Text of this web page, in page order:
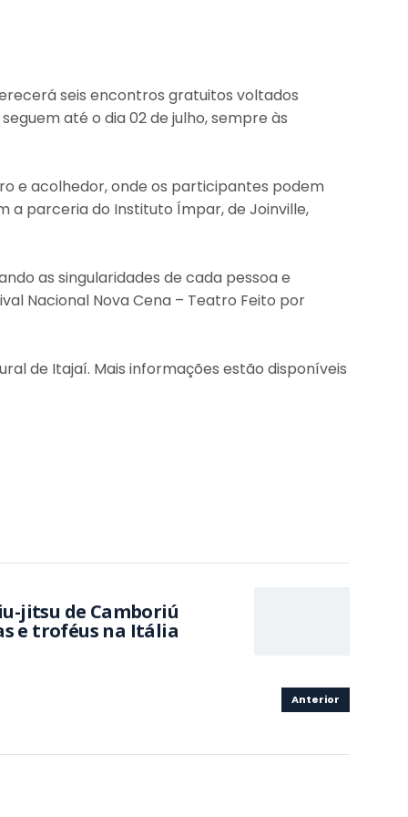
seis encontros gratuitos voltados
até o dia 02 de julho, sempre às
e acolhedor, onde os participantes podem
a parceria do Instituto Ímpar, de Joinville,
as singularidades de cada pessoa e
Nacional Nova Cena – Teatro Feito por
de Itajaí. Mais informações estão disponíveis
jitsu de Camboriú
e troféus na Itália
Anterior